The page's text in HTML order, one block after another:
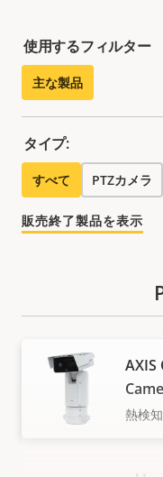
使用するフィルター
主な製品
タイプ:
すべて PTZカメラ
販売終了製品を表示
AXIS
熱検